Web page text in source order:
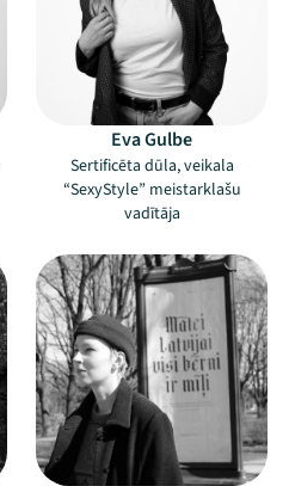
Eva Gulbe
Sertificēta dūla, veikala
“SexyStyle” meistarklašu
vadītāja